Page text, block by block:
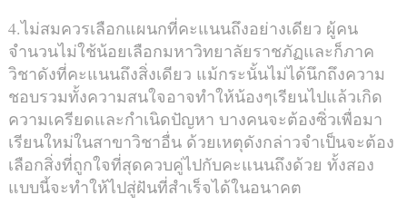
4.ไม่สมควรเลือกแผนกที่คะแนนถึงอย่างเดียว ผู้คน
จำนวนไม่ใช้น้อยเลือกมหาวิทยาลัยราชภัฏและก็ภาค
วิชาดังที่คะแนนถึงสิ่งเดียว แม้กระนั้นไม่ได้นึกถึงความ
ชอบรวมทั้งความสนใจอาจทำให้น้องๆเรียนไปแล้วเกิด
ความเครียดและกำเนิดปัญหา บางคนจะต้องซิ่วเพื่อมา
เรียนใหม่ในสาขาวิชาอื่น ด้วยเหตุดังกล่าวจำเป็นจะต้อง
เลือกสิ่งที่ถูกใจที่สุดควบคู่ไปกับคะแนนถึงด้วย ทั้งสอง
แบบนี้จะทำให้ไปสู่ฝันที่สำเร็จได้ในอนาคต